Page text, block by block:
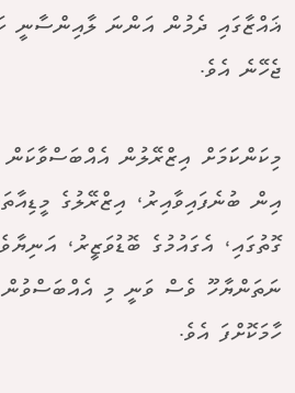
ޣައްޒާގައި ދެމުން އަންނަ ލާއިންސާނީ
ޖެހޭނެ އެވެ.
މިކަންކަަމަށް އިޒްރޭލުން
އިން ބުނެފައިވާއިރު، އިޒްރޭލުގެ
ގޮތުގައި، އެގައުމުގެ ބޮޑުވަޒީރު،
ނަތަންޔާހޫ ވެސް ވަނީ މި އެއްބަސްވުން
ހާމަކޮށްފަ އެވެ.